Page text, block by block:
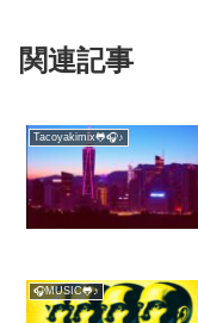
関連記事
Tacoyakimix🐸🎧♪
🎧MUSIC🐸♪